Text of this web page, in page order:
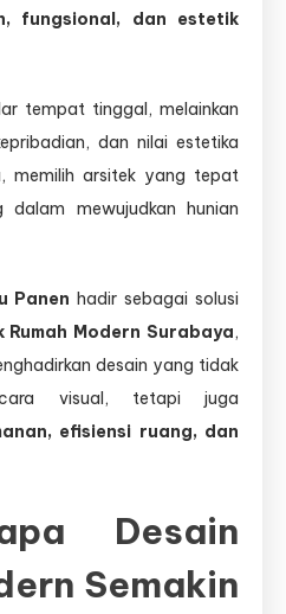
fungsional, dan estetik
tempat tinggal, melainkan
dan nilai estetika
memilih arsitek yang tepat
dalam mewujudkan hunian
Panen hadir sebagai solusi
Rumah Modern Surabaya,
desain yang tidak
visual, tetapi juga
efisiensi ruang, dan
Desain
Semakin